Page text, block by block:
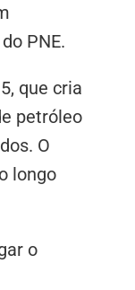
PNE.
que cria
petróleo
O
longo
o